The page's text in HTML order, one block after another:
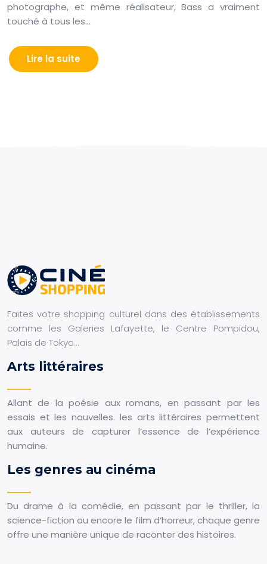
photographe, et même réalisateur, Bass a vraiment
touché à tous les…
Lire la suite
Faites votre shopping culturel dans des établissements
comme les Galeries Lafayette, le Centre Pompidou,
Palais de Tokyo…
Arts littéraires
Allant de la poésie aux romans, en passant par les
essais et les nouvelles. les arts littéraires permettent
aux auteurs de capturer l’essence de l’expérience
humaine.
Les genres au cinéma
Du drame à la comédie, en passant par le thriller, la
science-fiction ou encore le film d’horreur, chaque genre
offre une manière unique de raconter des histoires.